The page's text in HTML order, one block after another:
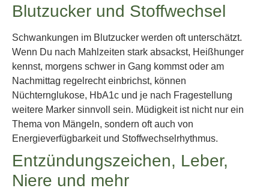
Blutzucker und Stoffwechsel
Schwankungen im Blutzucker werden oft unterschätzt.
Wenn Du nach Mahlzeiten stark absackst, Heißhunger
kennst, morgens schwer in Gang kommst oder am
Nachmittag regelrecht einbrichst, können
Nüchternglukose, HbA1c und je nach Fragestellung
weitere Marker sinnvoll sein. Müdigkeit ist nicht nur ein
Thema von Mängeln, sondern oft auch von
Energieverfügbarkeit und Stoffwechselrhythmus.
Entzündungszeichen, Leber,
Niere und mehr